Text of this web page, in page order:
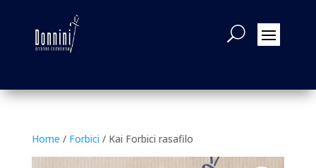
Home / Forbici / Kai Forbici rasafilo